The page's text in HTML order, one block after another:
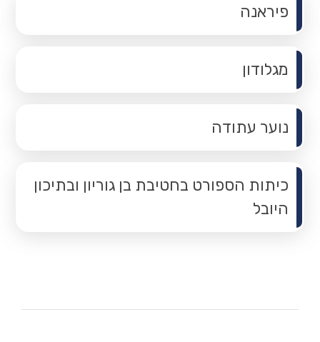
פיראנה
מגלודון
נוער עתודה
כיתות הספורט בחטיבת בן גוריון ובתיכון
היובל